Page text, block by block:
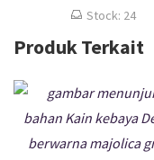
Stock: 24
Produk Terkait